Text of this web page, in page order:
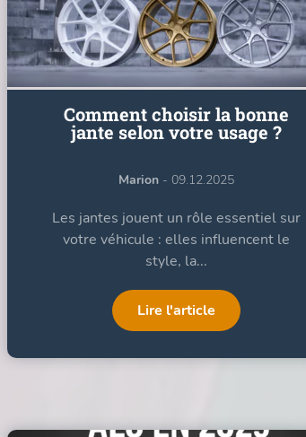
Comment choisir la bonne
jante selon votre usage ?
Marion - 09.12.2025
Les jantes jouent un rôle essentiel sur
votre véhicule : elles influencent le
style, la...
Lire l'article